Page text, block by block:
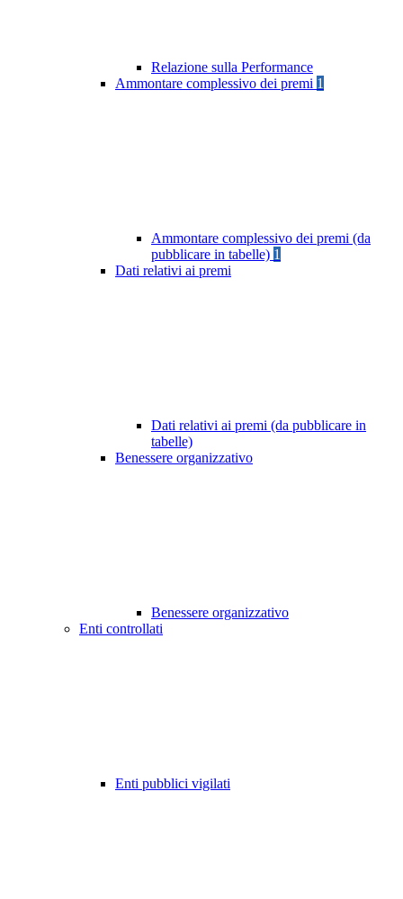
Relazione sulla Performance
Ammontare complessivo dei premi 1
Ammontare complessivo dei premi (da
pubblicare in tabelle) 1
Dati relativi ai premi
Dati relativi ai premi (da pubblicare in
tabelle)
Benessere organizzativo
Benessere organizzativo
Enti controllati
Enti pubblici vigilati